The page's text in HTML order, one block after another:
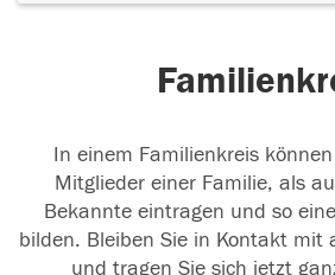
In einem Familienkreis
Mitglieder einer Familie, als
Bekannte eintragen und so
bilden. Bleiben Sie in Kontakt mit
und tragen Sie sich jetzt